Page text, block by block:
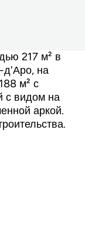
217 м² в
д'Аро, на
м² с
с видом на
аркой.